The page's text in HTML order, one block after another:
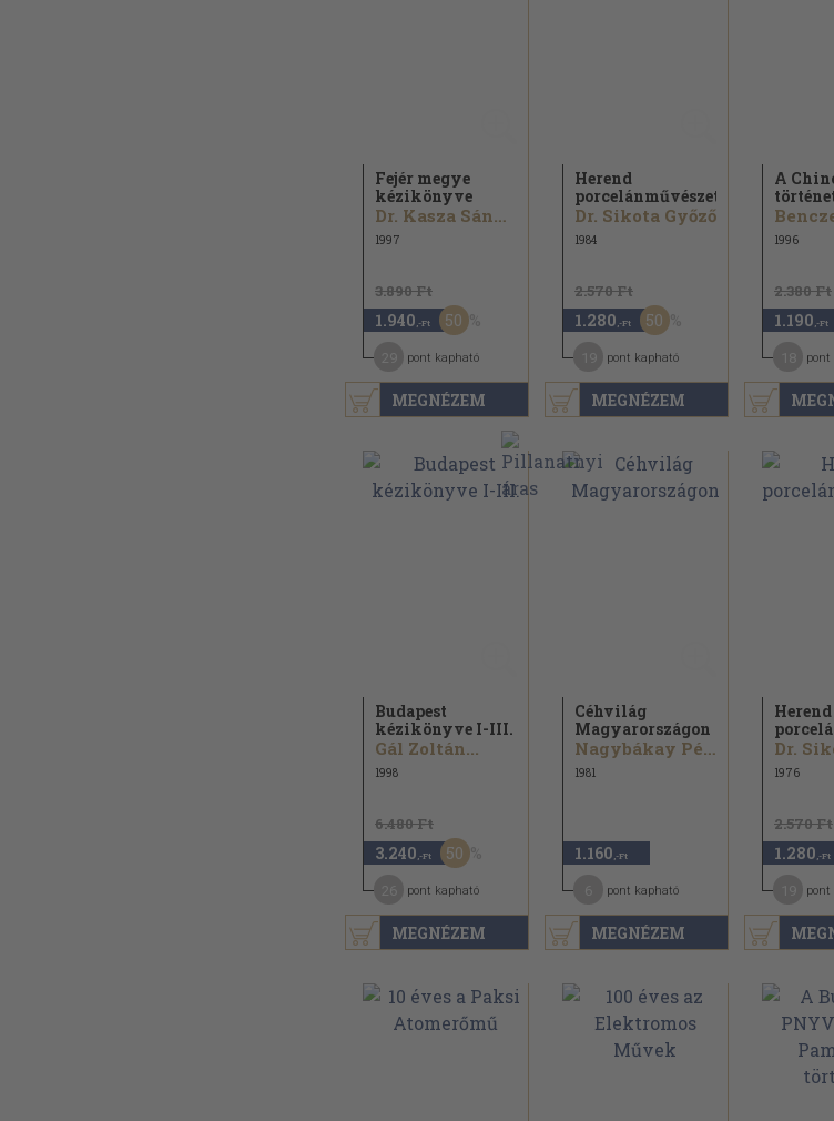
MEGNÉZEM
Fejér megye
kézikönyve
Dr. Kasza Sándor
1997
3.890 Ft
1.940 ,-Ft 50
pont kapható
MEGNÉZEM
Herend
porcelánművészete
Dr. Sikota Győző
1984
2.570 Ft
1.280 ,-Ft 50
pont kapható
A
1996
2.380 Ft
1.190 ,-Ft
pont
MEGNÉZEM
Budapest
kézikönyve I-III.
Gál Zoltán...
1998
6.480 Ft
3.240 ,-Ft 50
pont kapható
MEGNÉZEM
Céhvilág
Magyarországon
Nagybákay Péter
1981
1.160 ,-Ft
pont kapható
Herend
Dr.
1976
2.570 Ft
1.280 ,-Ft
pont